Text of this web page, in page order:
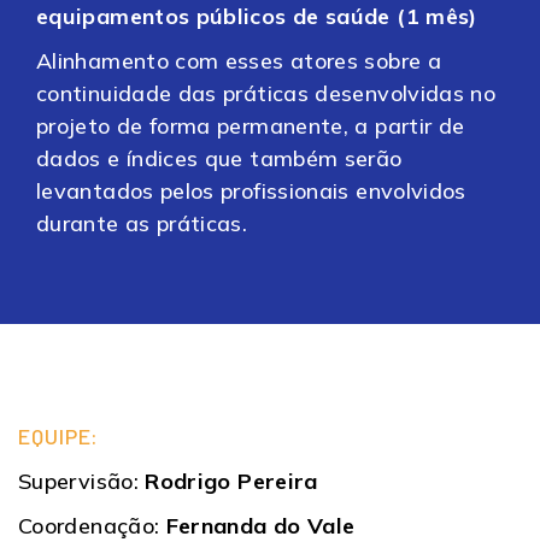
equipamentos públicos de saúde (1 mês)
Alinhamento com esses atores sobre a
continuidade das práticas desenvolvidas no
projeto de forma permanente, a partir de
dados e índices que também serão
levantados pelos profissionais envolvidos
durante as práticas.
EQUIPE:
Supervisão: Rodrigo Pereira
Coordenação: Fernanda do Vale